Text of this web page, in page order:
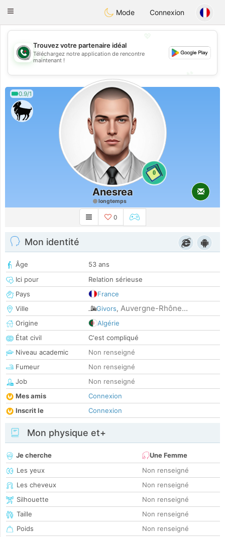
Weshrak
Toggle
Mode Connexion
💖
💕
💕
Trouvez votre partenaire idéal
Téléchargez notre application de rencontre
maintenant !
0.9/1
0
Anesrea
longtemps
0
Mon identité
Âge
53 ans
Ici pour
Relation sérieuse
Pays
France
Ville
Givors, Auvergne-Rhône...
Origine
Algérie
État civil
C'est compliqué
Niveau academic
Non renseigné
Fumeur
Non renseigné
Job
Non renseigné
Mes amis
Connexion
Inscrit le
Connexion
Mon physique et+
Je cherche
Une Femme
Les yeux
Non renseigné
Les cheveux
Non renseigné
Silhouette
Non renseigné
Taille
Non renseigné
Poids
Non renseigné